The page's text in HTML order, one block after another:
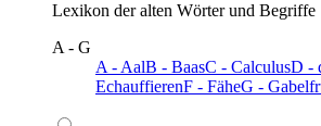
Lexikon der alten Wörter und Begriffe
A - G
A - AalB - BaasC - CalculusD -
EchauffierenF - FäheG -